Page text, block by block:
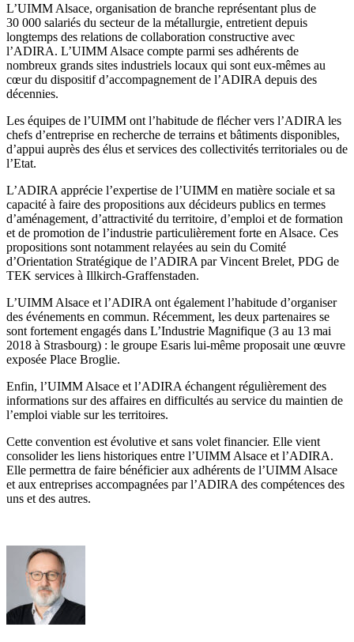
L’UIMM Alsace, organisation de branche représentant plus de
30 000 salariés du secteur de la métallurgie, entretient depuis
longtemps des relations de collaboration constructive avec
l’ADIRA. L’UIMM Alsace compte parmi ses adhérents de
nombreux grands sites industriels locaux qui sont eux-mêmes au
cœur du dispositif d’accompagnement de l’ADIRA depuis des
décennies.
Les équipes de l’UIMM ont l’habitude de flécher vers l’ADIRA les
chefs d’entreprise en recherche de terrains et bâtiments disponibles,
d’appui auprès des élus et services des collectivités territoriales ou de
l’Etat.
L’ADIRA apprécie l’expertise de l’UIMM en matière sociale et sa
capacité à faire des propositions aux décideurs publics en termes
d’aménagement, d’attractivité du territoire, d’emploi et de formation
et de promotion de l’industrie particulièrement forte en Alsace. Ces
propositions sont notamment relayées au sein du Comité
d’Orientation Stratégique de l’ADIRA par Vincent Brelet, PDG de
TEK services à Illkirch-Graffenstaden.
L’UIMM Alsace et l’ADIRA ont également l’habitude d’organiser
des événements en commun. Récemment, les deux partenaires se
sont fortement engagés dans L’Industrie Magnifique (3 au 13 mai
2018 à Strasbourg) : le groupe Esaris lui-même proposait une œuvre
exposée Place Broglie.
Enfin, l’UIMM Alsace et l’ADIRA échangent régulièrement des
informations sur des affaires en difficultés au service du maintien de
l’emploi viable sur les territoires.
Cette convention est évolutive et sans volet financier. Elle vient
consolider les liens historiques entre l’UIMM Alsace et l’ADIRA.
Elle permettra de faire bénéficier aux adhérents de l’UIMM Alsace
et aux entreprises accompagnées par l’ADIRA des compétences des
uns et des autres.